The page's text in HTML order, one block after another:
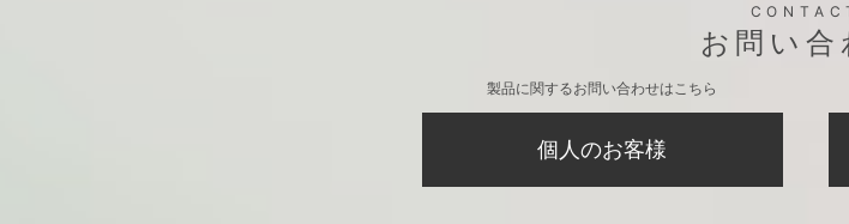
お問い合
製品に関するお問い合わせはこちら
個人のお客様